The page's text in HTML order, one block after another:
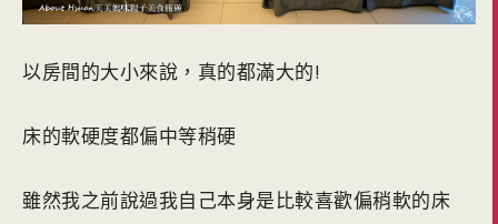
以房間的大小來說，真的都滿大的!
床的軟硬度都偏中等稍硬
雖然我之前說過我自己本身是比較喜歡偏稍軟的床